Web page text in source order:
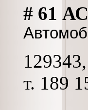
# 61 АС
т. 189